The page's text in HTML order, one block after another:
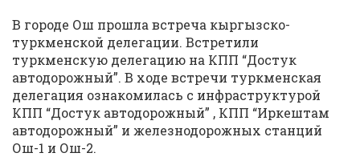
В городе Ош прошла встреча кыргызско-
туркменской делегации. Встретили
туркменскую делегацию на КПП “Достук
автодорожный”. В ходе встречи туркменская
делегация ознакомилась с инфраструктурой
КПП “Достук автодорожный” , КПП “Иркештам
автодорожный” и железнодорожных станций
Ош-1 и Ош-2.